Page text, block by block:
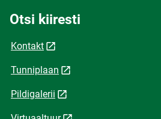
Otsi kiiresti
Kontakt
Tunniplaan
Pildigalerii